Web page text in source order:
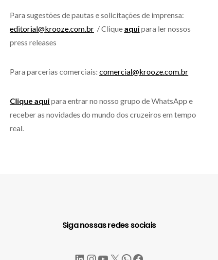
Para sugestões de pautas e solicitações de imprensa:
editorial@krooze.com.br / Clique aquipara ler nossos
press releases
Para parcerias comerciais: comercial@krooze.com.br
Clique aquipara entrar no nosso grupo de WhatsApp e
receber as novidades do mundo dos cruzeiros em tempo
real.
Siga nossas redes sociais